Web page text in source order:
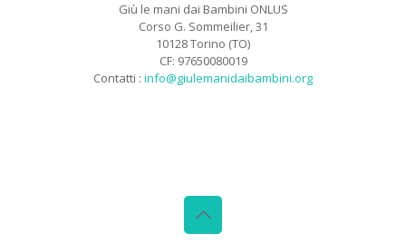
Giù le mani dai Bambini ONLUS
Corso G. Sommeilier, 31
10128 Torino (TO)
CF: 97650080019
Contatti : info@giulemanidaibambini.org